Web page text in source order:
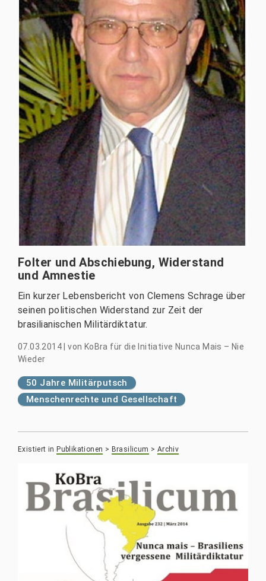
Folter und Abschiebung, Widerstand
und Amnestie
Ein kurzer Lebensbericht von Clemens Schrage über
seinen politischen Widerstand zur Zeit der
brasilianischen Militärdiktatur.
07.03.2014 |von KoBra für die Initiative Nunca Mais – Nie
Wieder
50 Jahre Militärputsch
Menschenrechte und Gesellschaft
Existiert in Publikationen > Brasilicum > Archiv